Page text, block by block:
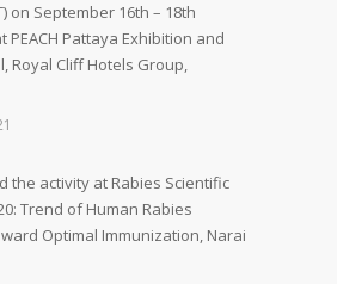
on September 16th – 18th
PEACH Pattaya Exhibition and
Royal Cliff Hotels Group,
the activity at Rabies Scientific
Trend of Human Rabies
Optimal Immunization, Narai